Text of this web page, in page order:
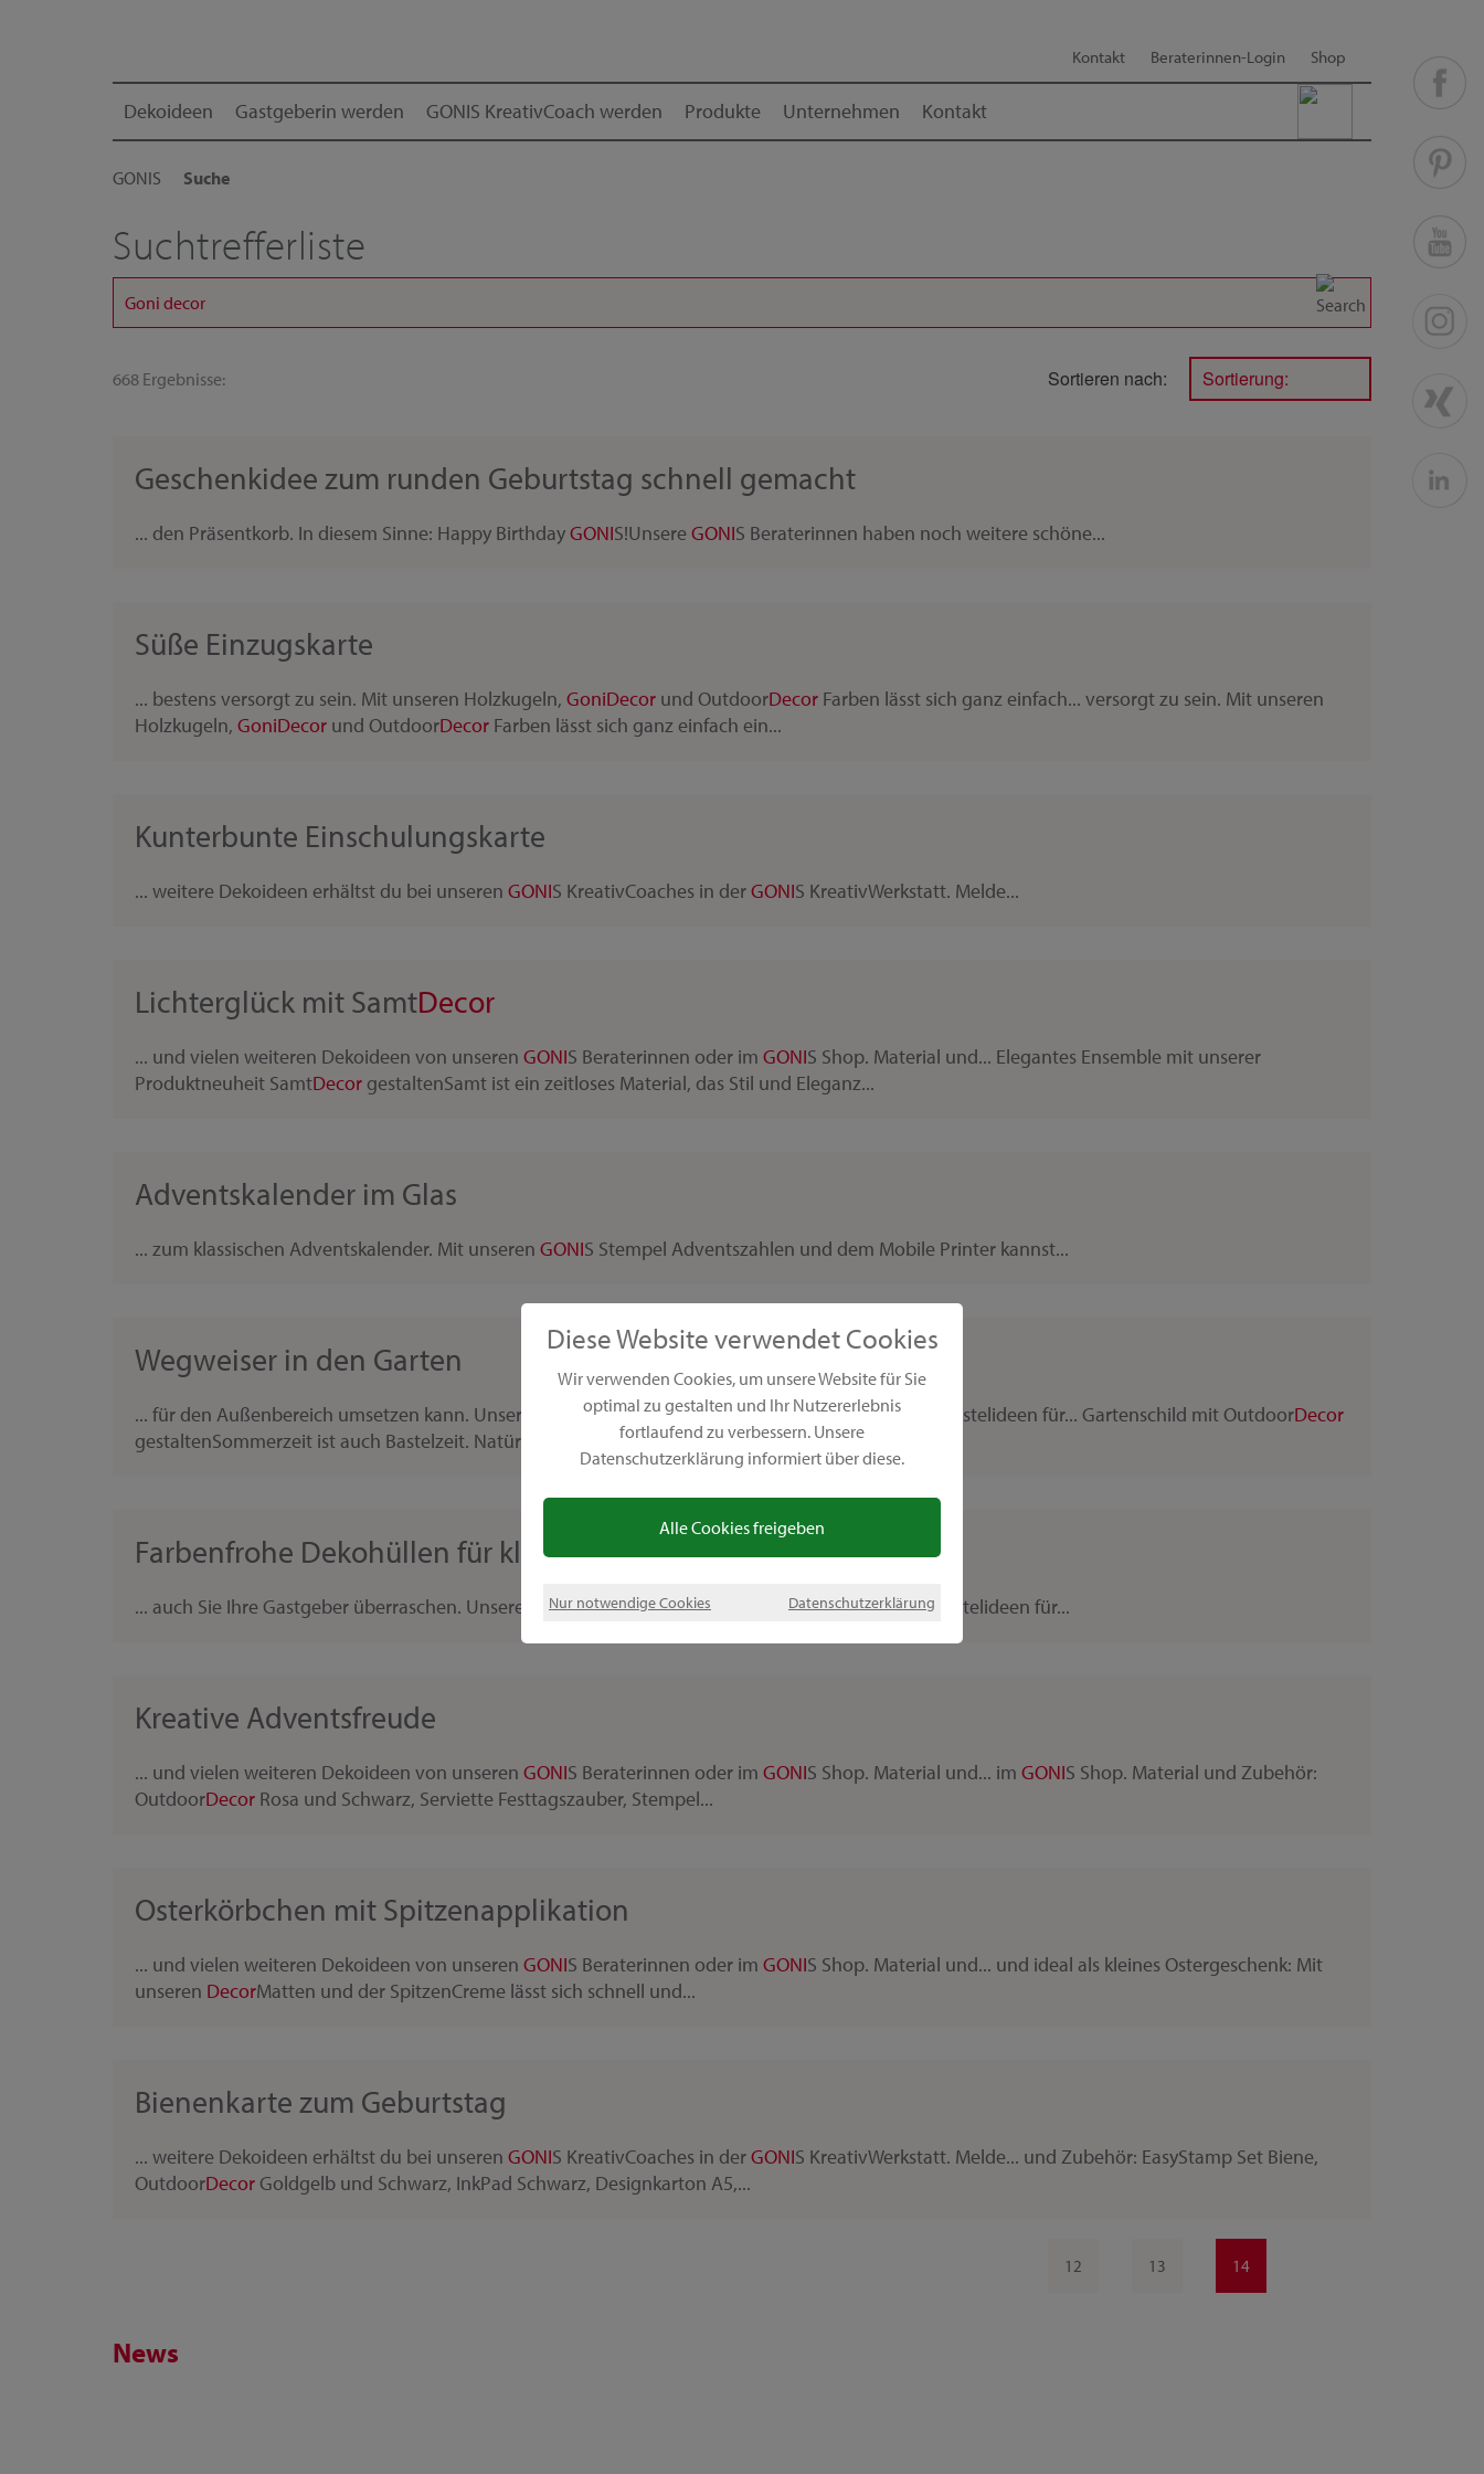
Diese Website verwendet Cookies
Wir verwenden Cookies, um unsere Website für Sie
optimal zu gestalten und Ihr Nutzererlebnis
fortlaufend zu verbessern. Unsere
Datenschutzerklärung informiert über diese.
Alle Cookies freigeben
Nur notwendige Cookies Datenschutzerklärung
Kontakt Beraterinnen-Login Shop
Dekoideen Gastgeberin werden GONIS KreativCoach werden Produkte Unternehmen Kontakt
GONIS Suche
Suchtrefferliste
668 Ergebnisse: Sortieren nach: Sortierung:
Geschenkidee zum runden Geburtstag schnell gemacht
... den Präsentkorb. In diesem Sinne: Happy BirthdayGONIS!UnsereGONIS Beraterinnen haben noch weitere schöne...
Süße Einzugskarte
... bestens versorgt zu sein. Mit unseren Holzkugeln, GoniDecor und OutdoorDecor Farben lässt sich ganz einfach... versorgt zu sein. Mit unseren
Holzkugeln, GoniDecor und OutdoorDecor Farben lässt sich ganz einfach ein...
Kunterbunte Einschulungskarte
... weitere Dekoideen erhältst du bei unseren GONIS KreativCoaches in derGONIS KreativWerkstatt. Melde...
Lichterglück mit SamtDecor
... und vielen weiteren Dekoideen von unseren GONIS Beraterinnen oder im GONIS Shop. Material und... Elegantes Ensemble mit unserer
Produktneuheit SamtDecor gestaltenSamt ist ein zeitloses Material, das Stil und Eleganz...
Adventskalender im Glas
... zum klassischen Adventskalender. Mit unseren GONIS Stempel Adventszahlen und dem Mobile Printer kannst...
Wegweiser in den Garten
... für den Außenbereich umsetzen kann. Unsere S Beraterinnen haben noch weitere schöne Bastelideen für... Gartenschild mit OutdoorDecor
gestaltenSommerzeit ist auch Bastelzeit. Natürlich bewegt man sich jetzt eher draußen...
Farbenfrohe Dekohüllen für kleine Schachteln
... auch Sie Ihre Gastgeber überraschen. Unsere GONIS Beraterinnen haben noch weitere schöne Bastelideen für...
Kreative Adventsfreude
... und vielen weiteren Dekoideen von unseren GONIS Beraterinnen oder im GONIS Shop. Material und... im GONIS Shop. Material und Zubehör:
OutdoorDecor Rosa und Schwarz, Serviette Festtagszauber, Stempel...
Osterkörbchen mit Spitzenapplikation
... und vielen weiteren Dekoideen von unseren GONIS Beraterinnen oder im GONIS Shop. Material und... und ideal als kleines Ostergeschenk: Mit
unseren DecorMatten und der SpitzenCreme lässt sich schnell und...
Bienenkarte zum Geburtstag
... weitere Dekoideen erhältst du bei unseren GONIS KreativCoaches in derGONIS KreativWerkstatt. Melde... und Zubehör: EasyStamp Set Biene,
OutdoorDecorGoldgelb und Schwarz, InkPad Schwarz, Designkarton A5,...
12 13 14
News